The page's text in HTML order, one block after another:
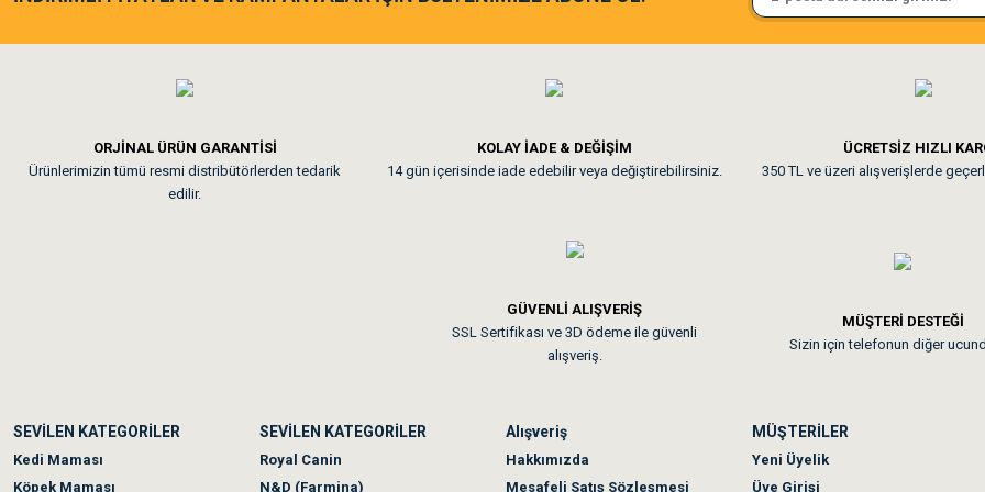
Tavşanım kafesinin kalitesine ve paketlemesine bayıldım Pamuk için aradığım tüm
Kedilerim beğeniyorlar. Memnunuz. Uygun fiyatta olması iyi.
Akşam verdiğim sipariş bir sonraki gün elime ulaştı. Jack russell köpeğim severek yedi. Tüy
ORJİNAL ÜRÜN GARANTİSİ
Ürünlerimizin tümü resmi distribütörlerden tedarik
edilir.
KOLAY İADE & DEĞİŞİM
14 gün içerisinde iade edebilir veya değiştirebilirsiniz.
ÜCRETSİZ HIZLI
350 TL ve üzeri alışverişlerde
GÜVENLİ ALIŞVERİŞ
SSL Sertifikası ve 3D ödeme ile güvenli
alışveriş.
MÜŞTERİ DESTEĞİ
Sizin için telefonun diğer
SEVİLEN KATEGORİLER
Kedi Maması
Köpek Maması
SEVİLEN KATEGORİLER
Royal Canin
N&D (Farmina)
Alışveriş
Hakkımızda
Mesafeli Satış Sözleşmesi
MÜŞTERİLER
Yeni Üyelik
Üye Girişi